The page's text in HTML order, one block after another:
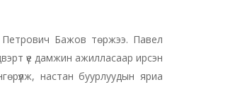
Петрович Бажов төржээ. Павел
үе дамжин ажилласаар ирсэн
настан буурлуудын яриа